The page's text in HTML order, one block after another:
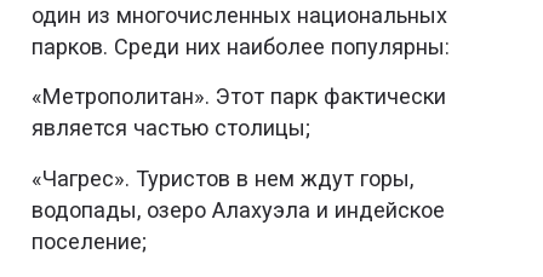
один из многочисленных национальных
парков. Среди них наиболее популярны:
«Метрополитан». Этот парк фактически
является частью столицы;
«Чагрес». Туристов в нем ждут горы,
водопады, озеро Алахуэла и индейское
поселение;